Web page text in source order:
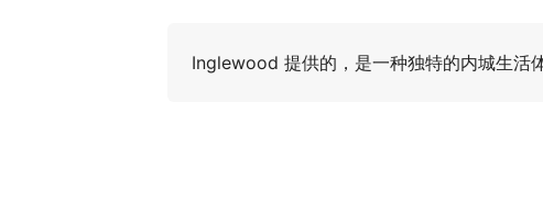
Inglewood 提供的，是一种独特的内城生活